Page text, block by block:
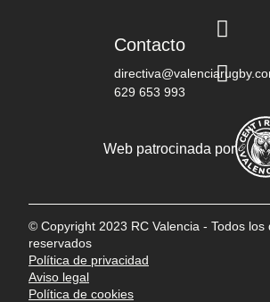
Contacto
629 653 993
Web patrocinada por
© Copyright 2023 RC Valencia - Todos los
reservados
Política de privacidad
Aviso legal
Política de cookies